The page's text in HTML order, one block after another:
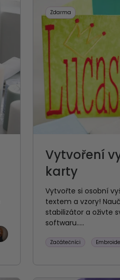
Zdarma
Vytvoření
karty
Vytvořte si osobní
textem a vzory!
stabilizátor a oživte
softwaru.....
Začátečníci